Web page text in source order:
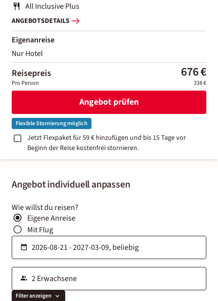
Angebot individuell anpassen
Wie willst du reisen?
Eigene Anreise
Mit Flug
Filter anzeigen
All Inclusive Plus
ANGEBOTSDETAILS
Eigenanreise
Nur Hotel
Reisepreis 676 €
Pro Person 338 €
Angebot prüfen
Flexible Stornierung möglich
Jetzt Flexpaket für 59 € hinzufügen und bis 15 Tage vor
Beginn der Reise kostenfrei stornieren.